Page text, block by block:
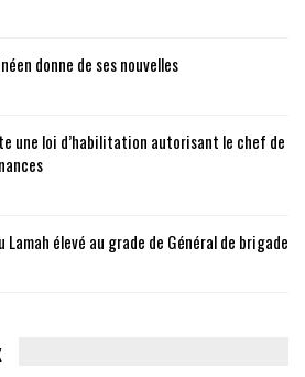
donne de ses nouvelles
une loi d’habilitation autorisant le chef de
Lamah élevé au grade de Général de brigade